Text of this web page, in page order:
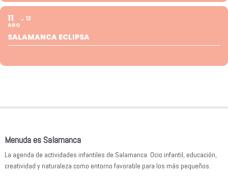
11
AGO
12
SALAMANCA ECLIPSA
Menuda es Salamanca
La agenda de actividades infantiles de Salamanca. Ocio infantil, educación,
creatividad y naturaleza como entorno favorable para los más pequeños.